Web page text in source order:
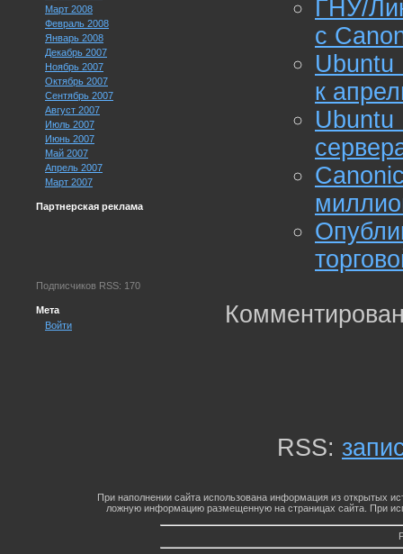
Март 2008
Февраль 2008
Январь 2008
Декабрь 2007
Ноябрь 2007
Октябрь 2007
Сентябрь 2007
Август 2007
Июль 2007
Июнь 2007
Май 2007
Апрель 2007
Март 2007
Партнерская реклама
Подписчиков RSS: 170
Мета
Войти
ГНУ/
с
Ubuntu
к
Ubuntu
RSS:
При наполнении сайта использована информация из открытых
ложную информацию размещенную на страницах сайта. При